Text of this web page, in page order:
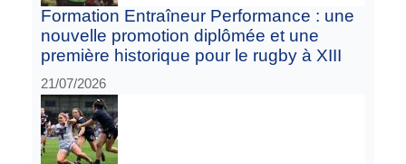
Formation Entraîneur Performance : une
nouvelle promotion diplômée et une
première historique pour le rugby à XIII
21/07/2026